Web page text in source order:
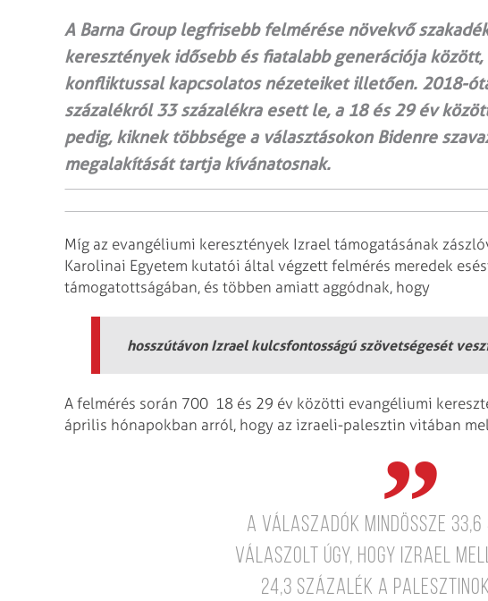
A Barna Group legfrisebb felmérése növekvő
keresztények idősebb és fiatalabb generációja
konfliktussal kapcsolatos nézeteiket illetően. 2018-
százalékról 33 százalékra esett le, a 18 és 29 év
pedig, kiknek többsége a választásokon Bidenre
megalakítását tartja kívánatosnak.
Míg az evangéliumi keresztények Izrael támogatásának
Karolinai Egyetem kutatói által végzett felmérés meredek
támogatottságában, és többen amiatt aggódnak, hogy
hosszútávon Izrael kulcsfontosságú szövetségesét
A felmérés során 700 18 és 29 év közötti evangéliumi
április hónapokban arról, hogy az izraeli-palesztin vitában
A válaszadók mindössze
válaszolt úgy, hogy Izrael
24,3 százalék a